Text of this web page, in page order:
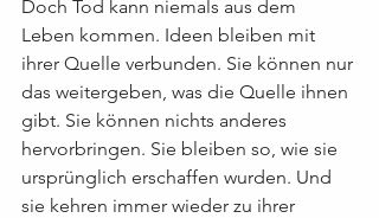
Doch Tod kann niemals aus dem
Leben kommen. Ideen bleiben mit
ihrer Quelle verbunden. Sie können nur
das weitergeben, was die Quelle ihnen
gibt. Sie können nichts anderes
hervorbringen. Sie bleiben so, wie sie
ursprünglich erschaffen wurden. Und
sie kehren immer wieder zu ihrer